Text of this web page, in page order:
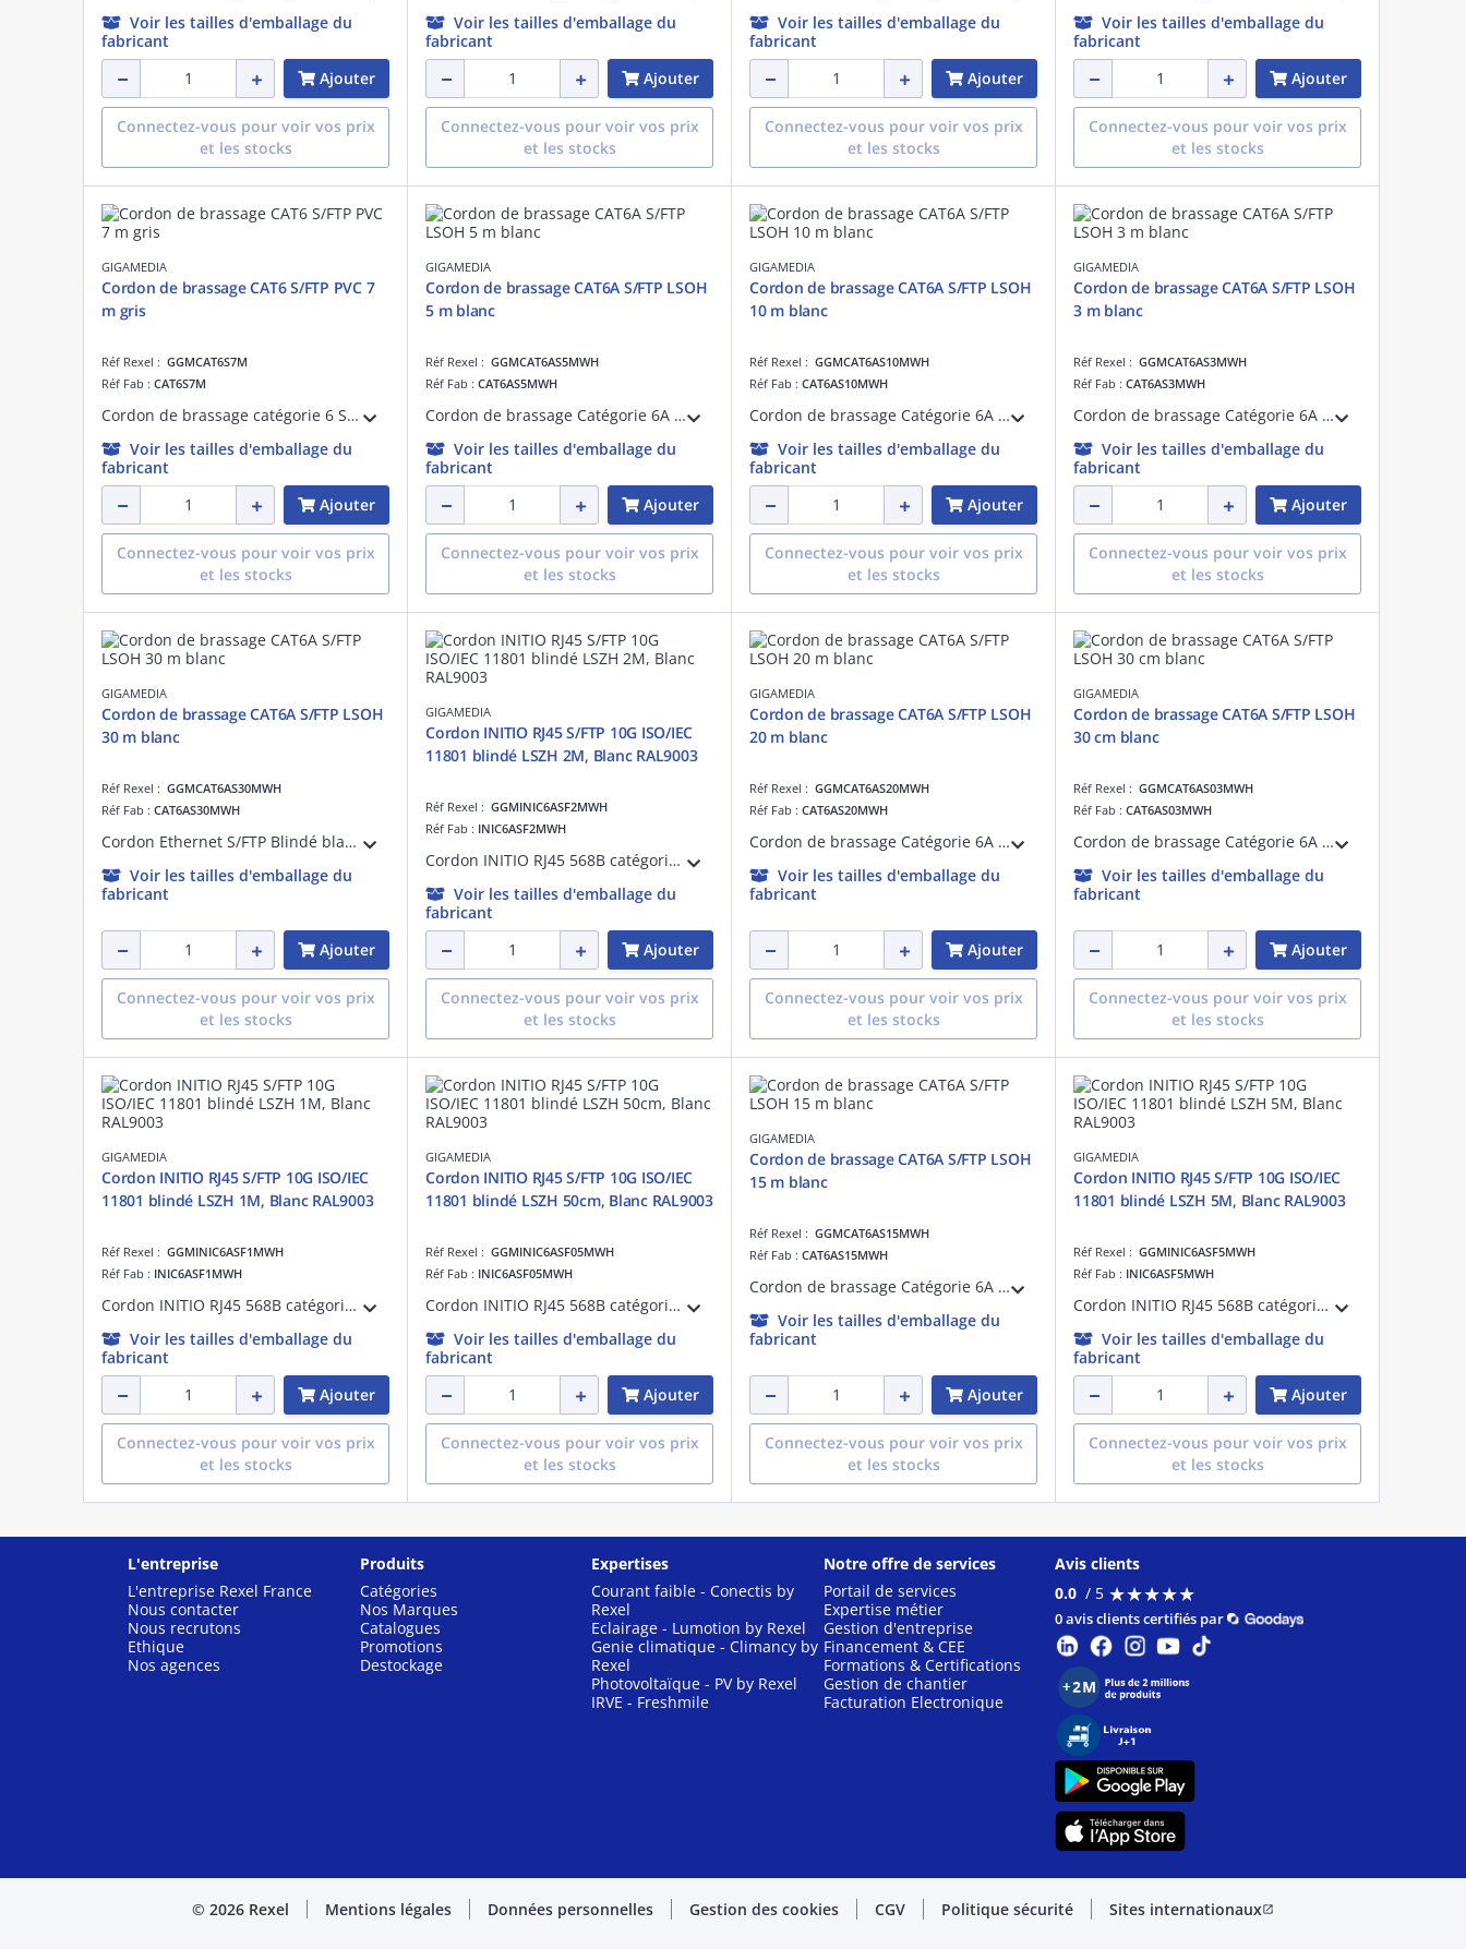
Voir les tailles d'emballage du
fabricant
Ajouter
Connectez-vous pour voir vos prix
et les stocks
Voir les tailles d'emballage du
fabricant
Ajouter
Connectez-vous pour voir vos prix
et les stocks
Voir les tailles d'emballage du
fabricant
Ajouter
Connectez-vous pour voir vos prix
et les stocks
Voir les tailles d'emballage du
fabricant
Ajouter
Connectez-vous pour voir vos prix
et les stocks
GIGAMEDIA
Cordon de brassage CAT6 S/FTP PVC 7
m gris
Réf Rexel : GGMCAT6S7M
Réf Fab : CAT6S7M
Cordon de brassage catégorie 6 S/FTP PVC 7 mètres gris
Voir les tailles d'emballage du
fabricant
Ajouter
Connectez-vous pour voir vos prix
et les stocks
GIGAMEDIA
Cordon de brassage CAT6A S/FTP LSOH
5 m blanc
Réf Rexel : GGMCAT6AS5MWH
Réf Fab : CAT6AS5MWH
Cordon de brassage Catégorie 6A S/FTP Blindé blanc RAL9010 27AWG RJ45 dorure 50 micro-pouces avec manchons non débordant, 10G 4PPOE 5m LSOH OD : 5.7mm, DELTA Certified ISO/IEC 11801, EN 50173, IEC 61156-5, ANSI/TIA-568.2-D
Voir les tailles d'emballage du
fabricant
Ajouter
Connectez-vous pour voir vos prix
et les stocks
GIGAMEDIA
Cordon de brassage CAT6A S/FTP LSOH
10 m blanc
Réf Rexel : GGMCAT6AS10MWH
Réf Fab : CAT6AS10MWH
Cordon de brassage Catégorie 6A S/FTP Blindé blanc RAL9010 27AWG RJ45 dorure 50 micro-pouces avec manchons non débordant, 10G 4PPOE 10m LSOH OD : 5.7mm, DELTA Certified ISO/IEC 11801, EN 50173, IEC 61156-5, ANSI/TIA-568.2-D
Voir les tailles d'emballage du
fabricant
Ajouter
Connectez-vous pour voir vos prix
et les stocks
GIGAMEDIA
Cordon de brassage CAT6A S/FTP LSOH
3 m blanc
Réf Rexel : GGMCAT6AS3MWH
Réf Fab : CAT6AS3MWH
Cordon de brassage Catégorie 6A S/FTP Blindé blanc RAL9010 27AWG RJ45 dorure 50 micro-pouces avec manchons non débordant, 10G 4PPOE 3m LSOH OD : 5.7mm, DELTA Certified ISO/IEC 11801, EN 50173, IEC 61156-5, ANSI/TIA-568.2-D
Voir les tailles d'emballage du
fabricant
Ajouter
Connectez-vous pour voir vos prix
et les stocks
GIGAMEDIA
Cordon de brassage CAT6A S/FTP LSOH
30 m blanc
Réf Rexel : GGMCAT6AS30MWH
Réf Fab : CAT6AS30MWH
Cordon Ethernet S/FTP Blindé blanc RAL9010 27AWG RJ45 dorure 50 micro-pouces avec manchons non débordant, 10G 4PPOE 30m LSOH OD : 5.7mm, DELTA Certified ISO/IEC 11801, EN 50173, IEC 61156-5, ANSI/TIA-568.2-D
Voir les tailles d'emballage du
fabricant
Ajouter
Connectez-vous pour voir vos prix
et les stocks
GIGAMEDIA
Cordon INITIO RJ45 S/FTP 10G ISO/IEC
11801 blindé LSZH 2M, Blanc RAL9003
Réf Rexel : GGMINIC6ASF2MWH
Réf Fab : INIC6ASF2MWH
Cordon INITIO RJ45 568B catégorie 6A S/FTP 10G CHANNEL ISO/IEC 11801 et ANSI/TIA-568.2-D 4X2XAWG26 (7X0,16mm) blindé LSZH 2M, surmoulé Blanc RAL9003
Voir les tailles d'emballage du
fabricant
Ajouter
Connectez-vous pour voir vos prix
et les stocks
GIGAMEDIA
Cordon de brassage CAT6A S/FTP LSOH
20 m blanc
Réf Rexel : GGMCAT6AS20MWH
Réf Fab : CAT6AS20MWH
Cordon de brassage Catégorie 6A S/FTP Blindé blanc RAL9010 27AWG RJ45 dorure 50 micro-pouces avec manchons non débordant, 10G 4PPOE 20m LSOH OD : 5.7mm, DELTA Certified ISO/IEC 11801, EN 50173, IEC 61156-5, ANSI/TIA-568.2-D
Voir les tailles d'emballage du
fabricant
Ajouter
Connectez-vous pour voir vos prix
et les stocks
GIGAMEDIA
Cordon de brassage CAT6A S/FTP LSOH
30 cm blanc
Réf Rexel : GGMCAT6AS03MWH
Réf Fab : CAT6AS03MWH
Cordon de brassage Catégorie 6A S/FTP Blindé blanc RAL9010 27AWG RJ45 dorure 50 micro-pouces avec manchons non débordant, 10G 4PPOE 30cm LSOH OD : 5.7mm, DELTA Certified ISO/IEC 11801, EN 50173, IEC 61156-5, ANSI/TIA-568.2-D
Voir les tailles d'emballage du
fabricant
Ajouter
Connectez-vous pour voir vos prix
et les stocks
GIGAMEDIA
Cordon INITIO RJ45 S/FTP 10G ISO/IEC
11801 blindé LSZH 1M, Blanc RAL9003
Réf Rexel : GGMINIC6ASF1MWH
Réf Fab : INIC6ASF1MWH
Cordon INITIO RJ45 568B catégorie 6A S/FTP 10G CHANNEL ISO/IEC 11801 et ANSI/TIA-568.2-D 4X2XAWG26 (7X0,16mm) blindé LSZH 1M, surmoulé Blanc RAL9003
Voir les tailles d'emballage du
fabricant
Ajouter
Connectez-vous pour voir vos prix
et les stocks
GIGAMEDIA
Cordon INITIO RJ45 S/FTP 10G ISO/IEC
11801 blindé LSZH 50cm, Blanc RAL9003
Réf Rexel : GGMINIC6ASF05MWH
Réf Fab : INIC6ASF05MWH
Cordon INITIO RJ45 568B catégorie 6A S/FTP 10G CHANNEL ISO/IEC 11801 et ANSI/TIA-568.2-D 4X2XAWG26 (7X0,16mm) blindé LSZH 50cm, surmoulé Blanc RAL9003
Voir les tailles d'emballage du
fabricant
Ajouter
Connectez-vous pour voir vos prix
et les stocks
GIGAMEDIA
Cordon de brassage CAT6A S/FTP LSOH
15 m blanc
Réf Rexel : GGMCAT6AS15MWH
Réf Fab : CAT6AS15MWH
Cordon de brassage Catégorie 6A S/FTP Blindé blanc RAL9010 27AWG RJ45 dorure 50 micro-pouces avec manchons non débordant, 10G 4PPOE 15m LSOH OD : 5.7mm, DELTA Certified ISO/IEC 11801, EN 50173, IEC 61156-5, ANSI/TIA-568.2-D
Voir les tailles d'emballage du
fabricant
Ajouter
Connectez-vous pour voir vos prix
et les stocks
GIGAMEDIA
Cordon INITIO RJ45 S/FTP 10G ISO/IEC
11801 blindé LSZH 5M, Blanc RAL9003
Réf Rexel : GGMINIC6ASF5MWH
Réf Fab : INIC6ASF5MWH
Cordon INITIO RJ45 568B catégorie 6A S/FTP 10G CHANNEL ISO/IEC 11801 et ANSI/TIA-568.2-D 4X2XAWG26 (7X0,16mm) blindé LSZH 5M, surmoulé Blanc RAL9003
Voir les tailles d'emballage du
fabricant
Ajouter
Connectez-vous pour voir vos prix
et les stocks
L'entreprise
L'entreprise Rexel France
Nous contacter
Nous recrutons
Ethique
Nos agences
Produits
Catégories
Nos Marques
Catalogues
Promotions
Destockage
Expertises
Courant faible - Conectis by
Rexel
Eclairage - Lumotion by Rexel
Genie climatique - Climancy by
Rexel
Photovoltaïque - PV by Rexel
IRVE - Freshmile
Notre offre de services
Portail de services
Expertise métier
Gestion d'entreprise
Financement & CEE
Formations & Certifications
Gestion de chantier
Facturation Electronique
Avis clients
0.0 / 5 ★★★★★
★★★★★
0 avis clients certifiés par
© 2026 Rexel Mentions légales Données personnelles Gestion des cookies CGV Politique sécurité Sites internationauxopen_in_new